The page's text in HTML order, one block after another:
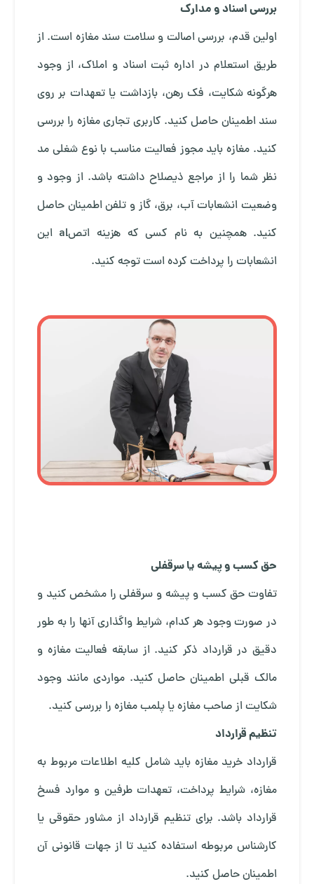
بررسی اسناد و مدارک
اولین قدم، بررسی اصالت و سلامت سند مغازه است. از
طریق استعلام در اداره ثبت اسناد و املاک، از وجود
هرگونه شکایت، فک رهن، بازداشت یا تعهدات بر روی
سند اطمینان حاصل کنید. کاربری تجاری مغازه را بررسی
کنید. مغازه باید مجوز فعالیت مناسب با نوع شغلی مد
نظر شما را از مراجع ذیصلاح داشته باشد. از وجود و
وضعیت انشعابات آب، برق، گاز و تلفن اطمینان حاصل
کنید. همچنین به نام کسی که هزینه اتصal این
انشعابات را پرداخت کرده است توجه کنید.
حق کسب و پیشه یا سرقفلی
تفاوت حق کسب و پیشه و سرقفلی را مشخص کنید و
در صورت وجود هر کدام، شرایط واگذاری آنها را به طور
دقیق در قرارداد ذکر کنید. از سابقه فعالیت مغازه و
مالک قبلی اطمینان حاصل کنید. مواردی مانند وجود
شکایت از صاحب مغازه یا پلمب مغازه را بررسی کنید.
تنظیم قرارداد
قرارداد خرید مغازه باید شامل کلیه اطلاعات مربوط به
مغازه، شرایط پرداخت، تعهدات طرفین و موارد فسخ
قرارداد باشد. برای تنظیم قرارداد از مشاور حقوقی یا
کارشناس مربوطه استفاده کنید تا از جهات قانونی آن
اطمینان حاصل کنید.